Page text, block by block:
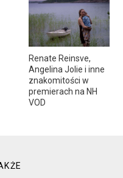
Renate Reinsve,
Angelina Jolie i inne
znakomitości w
premierach na NH
VOD